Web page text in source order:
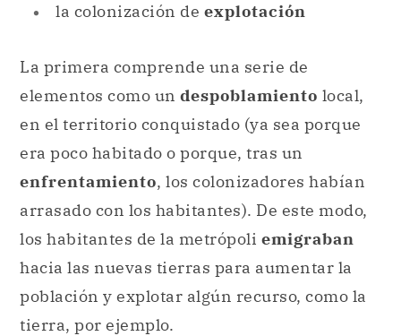
la colonización de explotación
La primera comprende una serie de
elementos como un despoblamiento local,
en el territorio conquistado (ya sea porque
era poco habitado o porque, tras un
enfrentamiento, los colonizadores habían
arrasado con los habitantes). De este modo,
los habitantes de la metrópoli emigraban
hacia las nuevas tierras para aumentar la
población y explotar algún recurso, como la
tierra, por ejemplo.